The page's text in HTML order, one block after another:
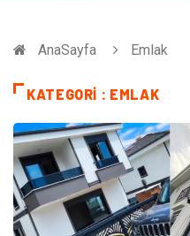
AnaSayfa Emlak
KATEGORI : EMLAK